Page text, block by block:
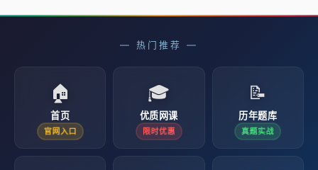
— 热门推荐 —
🏠
首页
官网入口
🎓
优质网课
限时优惠
📝
历年题库
真题实战